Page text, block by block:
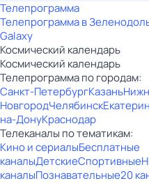
Телепрограмма
Телепрограмма в
Galaxy
Космический календарь
Космический календарь
Телепрограмма по городам:
Санкт-ПетербургКазань
НовгородЧелябинск
на-ДонуКраснодар
Телеканалы по тематикам:
Кино и сериалыБесплатные
каналыДетскиеСпортивные
каналыПознавательные20